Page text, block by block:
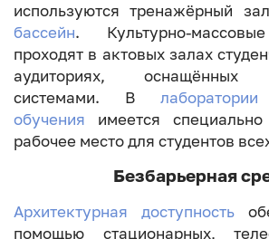
используются тренажёрный
бассейн. Культурно-
проходят в актовых залах
аудиториях, оснащённых
системами. В
обучения имеется специально
рабочее место для студентов
Безбарьерная
Архитектурная доступность
помощью стационарных,